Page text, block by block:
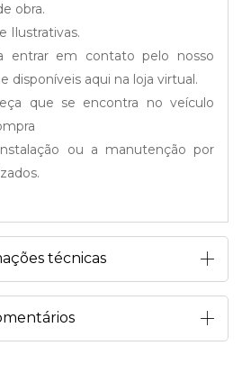
obra.
Ilustrativas.
entrar em contato pelo nosso
disponíveis aqui na loja virtual.
que se encontra no veículo
ou a manutenção por
técnicas